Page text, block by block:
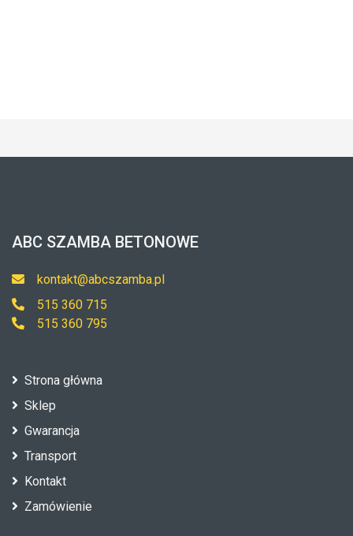
ABC SZAMBA BETONOWE
kontakt@abcszamba.pl
515 360 715
515 360 795
Strona główna
Sklep
Gwarancja
Transport
Kontakt
Zamówienie